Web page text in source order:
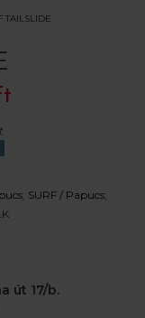
TAILSLIDE
; SURF / Papucs;
út 17/b.